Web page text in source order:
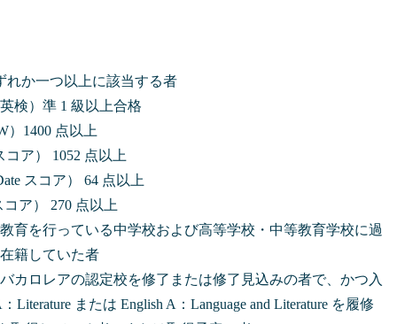
れか一つ以上に該当する者
検）準 1 級以上合格
）1400 点以上
コア） 1052 点以上
スコア） 64 点以上
ア） 270 点以上
育を行っている中学校および高等学校・中等教育学校に過
籍していた者
カロレアの認定校を修了または修了見込みの者で、かつ入
Literature または English A：Language and Literature を履修